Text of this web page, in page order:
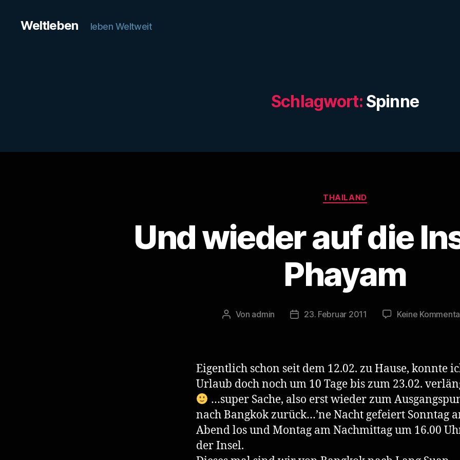
Weltleben leben Weltweit
Schlagwort: Spinne
Kategorien
THAILAND
Und wieder auf die
Phayam
Beitragsautor
Von admin Veröffentlichungsdatum
23. Februar 2011 Keine
Eigentlich schon seit dem 12.02. zu Hause, konnte
Urlaub doch noch um 10 Tage bis zum 23.02.
…super Sache, also erst wieder zum
nach Bangkok zurück…’ne Nacht gefeiert Sonntag
Abend los und Montag am Nachmittag um 16.00
der Insel.